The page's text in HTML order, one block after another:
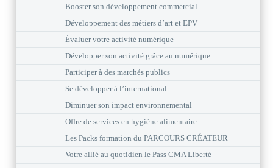
Booster son développement commercial
Développement des métiers d’art et EPV
Évaluer votre activité numérique
Développer son activité grâce au numérique
Participer à des marchés publics
Se développer à l’international
Diminuer son impact environnemental
Offre de services en hygiène alimentaire
Les Packs formation du PARCOURS CRÉATEUR
Votre allié au quotidien le Pass CMA Liberté